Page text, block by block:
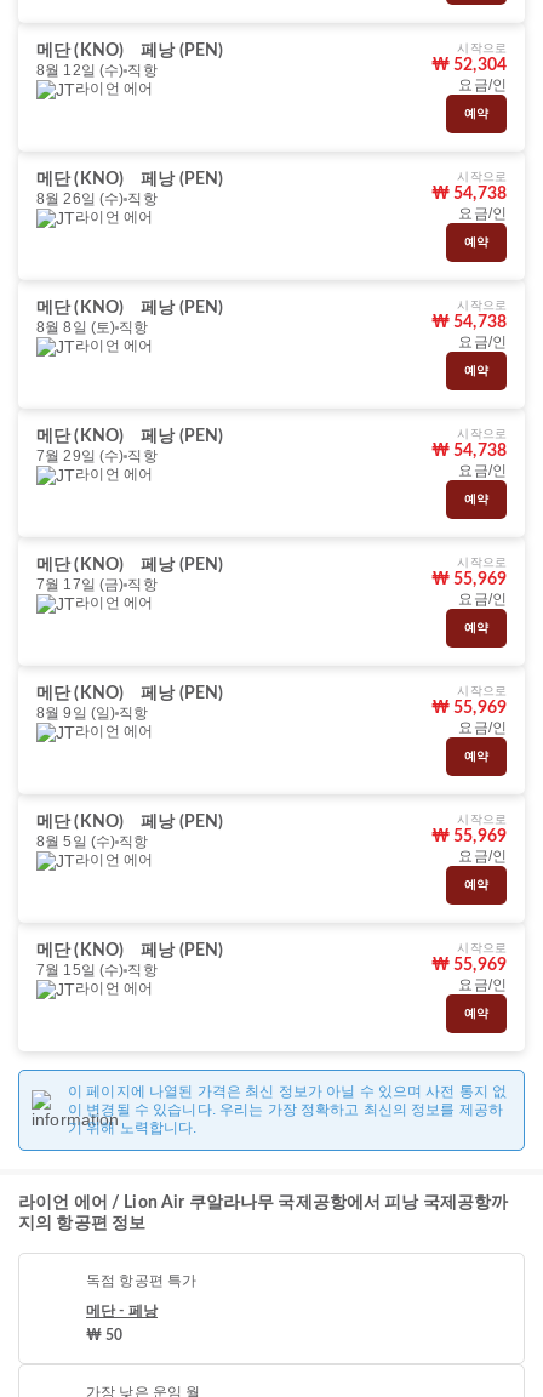
메단 (KNO)
페낭 (PEN)
8월 12일 (수) 직항
라이언 에어
시작으로
₩ 52,304
요금/인
예약
메단 (KNO)
페낭 (PEN)
8월 26일 (수) 직항
라이언 에어
시작으로
₩ 54,738
요금/인
예약
메단 (KNO)
페낭 (PEN)
8월 8일 (토) 직항
라이언 에어
시작으로
₩ 54,738
요금/인
예약
메단 (KNO)
페낭 (PEN)
7월 29일 (수) 직항
라이언 에어
시작으로
₩ 54,738
요금/인
예약
메단 (KNO)
페낭 (PEN)
7월 17일 (금) 직항
라이언 에어
시작으로
₩ 55,969
요금/인
예약
메단 (KNO)
페낭 (PEN)
8월 9일 (일) 직항
라이언 에어
시작으로
₩ 55,969
요금/인
예약
메단 (KNO)
페낭 (PEN)
8월 5일 (수) 직항
라이언 에어
시작으로
₩ 55,969
요금/인
예약
메단 (KNO)
페낭 (PEN)
7월 15일 (수) 직항
라이언 에어
시작으로
₩ 55,969
요금/인
예약
이 페이지에 나열된 가격은 최신 정보가 아닐 수 있으며 사전 통지 없
이 변경될 수 있습니다. 우리는 가장 정확하고 최신의 정보를 제공하
기 위해 노력합니다.
라이언 에어 / Lion Air 쿠알라나무 국제공항에서 피낭 국제공항까
지의 항공편 정보
독점 항공편 특가
메단 - 페낭
₩ 50
가장 낮은 운임 월